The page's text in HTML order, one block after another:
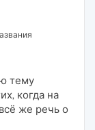
тему
когда на
же речь о